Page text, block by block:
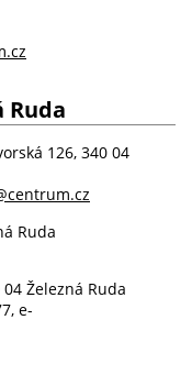
126, 340 04
Ruda
Železná Ruda
e-